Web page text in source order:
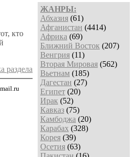
ЖАНРЫ:
Абхазия (61)
Афганистан (4414)
Африка (69)
Ближний Восток (207)
Венгрия (11)
Вторая Мировая (562)
Вьетнам (185)
Дагестан (27)
Египет (20)
Ирак (52)
Кавказ (75)
Камбоджа (20)
Карабах (328)
Корея (39)
Осетия (63)
кто
раздела